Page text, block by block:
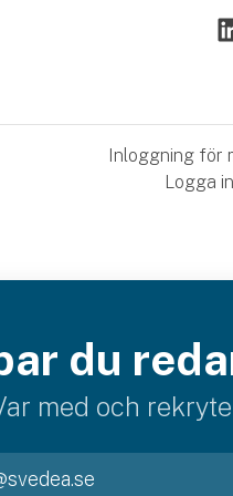
Inloggning för
Logga
du
med och